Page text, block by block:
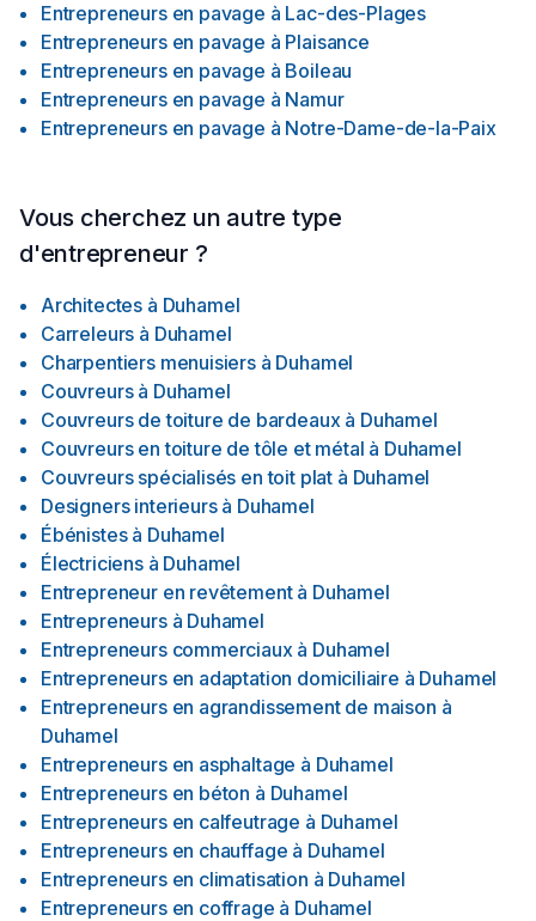
Entrepreneurs en pavage à Lac-des-Plages
Entrepreneurs en pavage à Plaisance
Entrepreneurs en pavage à Boileau
Entrepreneurs en pavage à Namur
Entrepreneurs en pavage à Notre-Dame-de-la-Paix
Vous cherchez un autre type
d'entrepreneur ?
Architectes à Duhamel
Carreleurs à Duhamel
Charpentiers menuisiers à Duhamel
Couvreurs à Duhamel
Couvreurs de toiture de bardeaux à Duhamel
Couvreurs en toiture de tôle et métal à Duhamel
Couvreurs spécialisés en toit plat à Duhamel
Designers interieurs à Duhamel
Ébénistes à Duhamel
Électriciens à Duhamel
Entrepreneur en revêtement à Duhamel
Entrepreneurs à Duhamel
Entrepreneurs commerciaux à Duhamel
Entrepreneurs en adaptation domiciliaire à Duhamel
Entrepreneurs en agrandissement de maison à
Duhamel
Entrepreneurs en asphaltage à Duhamel
Entrepreneurs en béton à Duhamel
Entrepreneurs en calfeutrage à Duhamel
Entrepreneurs en chauffage à Duhamel
Entrepreneurs en climatisation à Duhamel
Entrepreneurs en coffrage à Duhamel